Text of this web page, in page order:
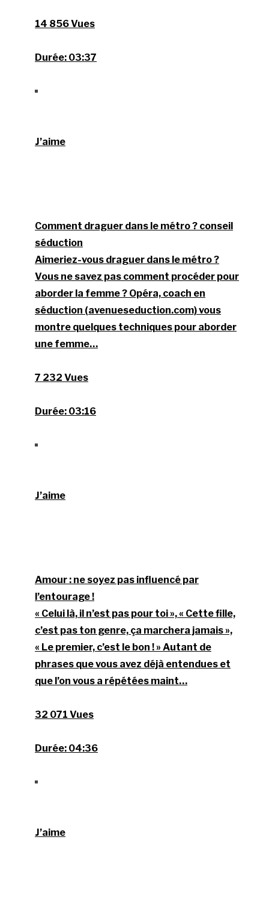
14 856 Vues
Durée: 03:37
J’aime
Comment draguer dans le métro ? conseil
séduction
Aimeriez-vous draguer dans le métro ?
Vous ne savez pas comment procéder pour
aborder la femme ? Opéra, coach en
séduction (avenueseduction.com) vous
montre quelques techniques pour aborder
une femme…
7 232 Vues
Durée: 03:16
J’aime
Amour : ne soyez pas influencé par
l’entourage !
« Celui là, il n’est pas pour toi », « Cette fille,
c’est pas ton genre, ça marchera jamais »,
« Le premier, c’est le bon ! » Autant de
phrases que vous avez déjà entendues et
que l’on vous a répétées maint…
32 071 Vues
Durée: 04:36
J’aime